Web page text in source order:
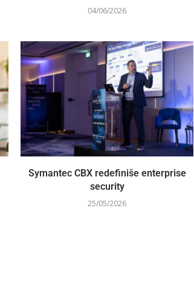
04/06/2026
Symantec CBX redefiniše enterprise
security
25/05/2026